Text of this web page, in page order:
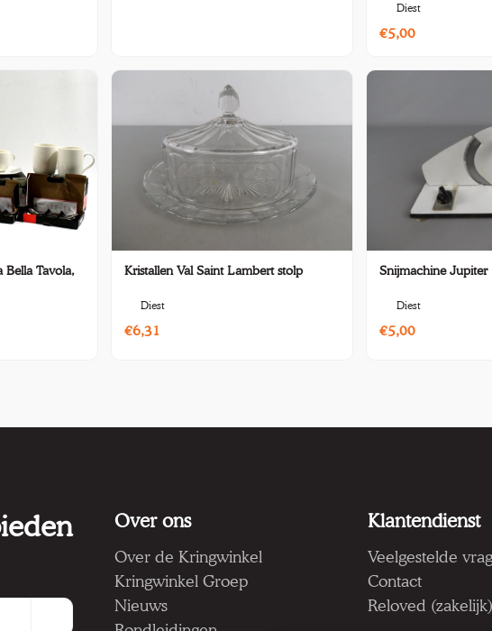
Diest
€5,00
Bella Tavola,
Kristallen Val Saint Lambert stolp
Diest
€6,31
Snijmachine Jupiter
Diest
€5,00
Over ons
Over de Kringwinkel
Kringwinkel Groep
Nieuws
Klantendienst
Veelgestelde
Contact
Reloved (zakelijk)